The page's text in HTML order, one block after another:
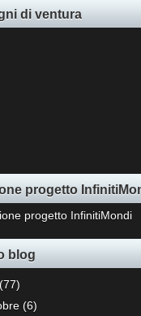
di ventura
progetto
blog
(77)
(6)